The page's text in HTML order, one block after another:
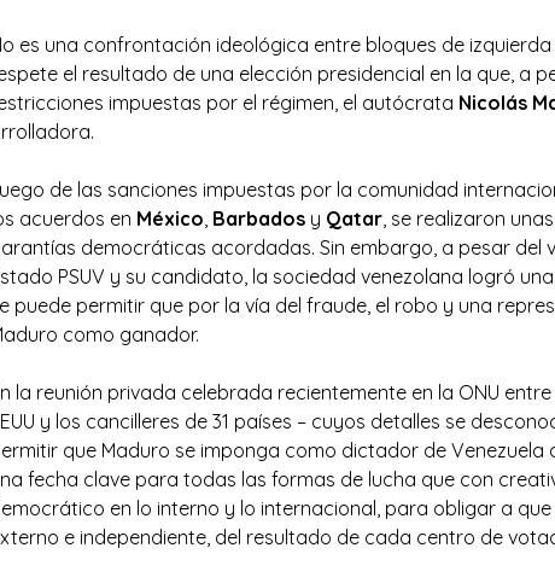
es una confrontación ideológica entre bloques de
el resultado de una elección presidencial en la que, a
impuestas por el régimen, el autócrata Nicolás
de las sanciones impuestas por la comunidad
acuerdos en México, Barbados y Qatar, se realizaron
democráticas acordadas. Sin embargo, a pesar del
PSUV y su candidato, la sociedad venezolana logró
puede permitir que por la vía del fraude, el robo y una
como ganador.
la reunión privada celebrada recientemente en la ONU entre
y los cancilleres de 31 países – cuyos detalles se
que Maduro se imponga como dictador de Venezuela
fecha clave para todas las formas de lucha que con
en lo interno y lo internacional, para obligar a
e independiente, del resultado de cada centro de